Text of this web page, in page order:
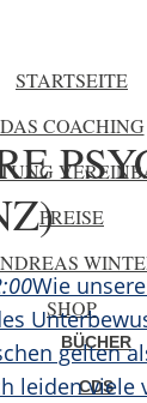
STARTSEITE
DAS COACHING
PREISE
SHOP
BÜCHER
CDS
Wie
gelten
leiden viele